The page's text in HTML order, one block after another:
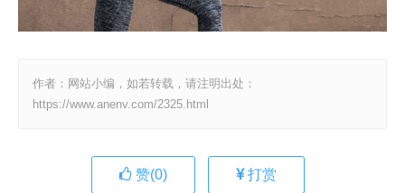
作者：网站小编，如若转载，请注明出处：
https://www.anenv.com/2325.html
赞(0) 打赏